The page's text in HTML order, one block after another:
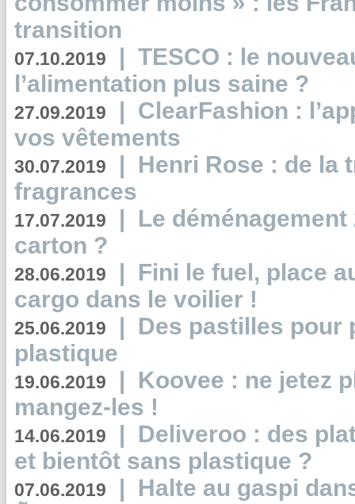
transition
07.10.2019 | TESCO : le
l’alimentation plus saine ?
27.09.2019 | ClearFashion :
vos vêtements
30.07.2019 | Henri Rose : de la
fragrances
17.07.2019 | Le
carton ?
28.06.2019 | Fini le fuel, place
cargo dans le voilier !
25.06.2019 | Des pastilles pour
plastique
19.06.2019 | Koovee : ne jetez
mangez-les !
14.06.2019 | Deliveroo : des
et bientôt sans plastique ?
07.06.2019 | Halte au gaspi